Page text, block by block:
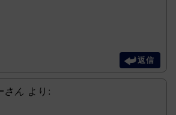
返信
さん より: